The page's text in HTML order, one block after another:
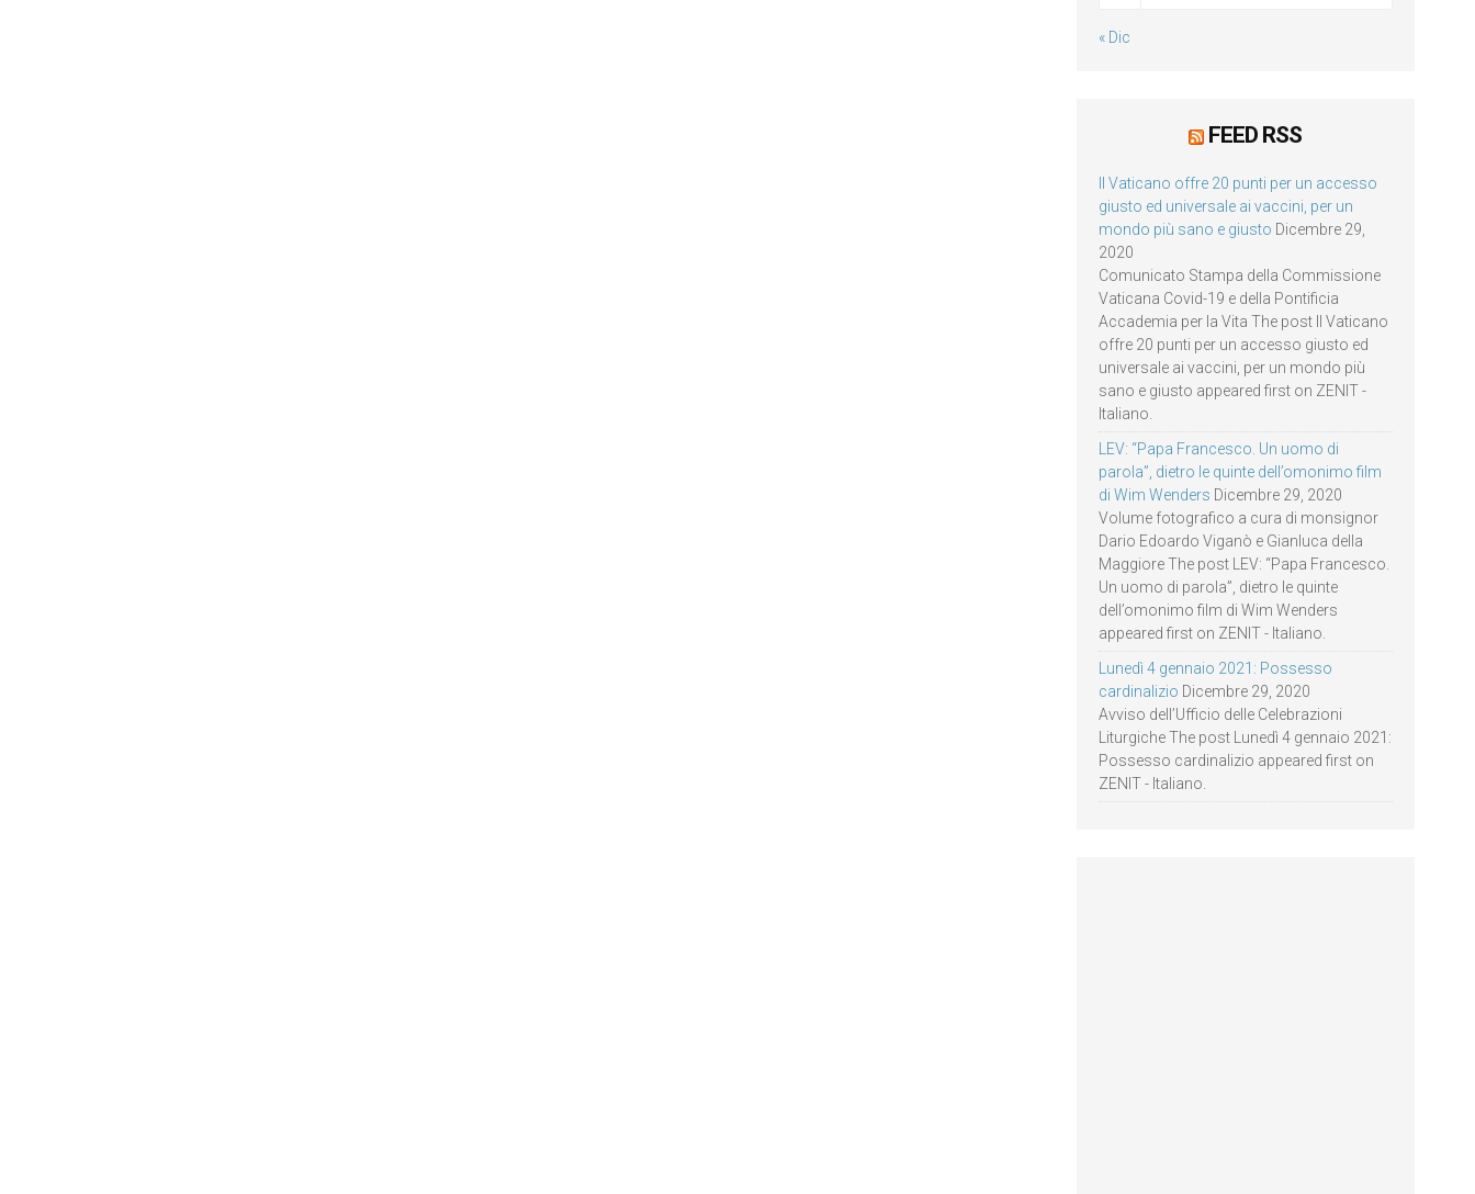
« Dic
FEED RSS
Il Vaticano offre 20 punti per un accesso
giusto ed universale ai vaccini, per un
mondo più sano e giusto Dicembre 29,
2020
Comunicato Stampa della Commissione
Vaticana Covid-19 e della Pontificia
Accademia per la Vita The post Il Vaticano
offre 20 punti per un accesso giusto ed
universale ai vaccini, per un mondo più
sano e giusto appeared first on ZENIT -
Italiano.
LEV: “Papa Francesco. Un uomo di
parola”, dietro le quinte dell’omonimo film
di Wim Wenders Dicembre 29, 2020
Volume fotografico a cura di monsignor
Dario Edoardo Viganò e Gianluca della
Maggiore The post LEV: “Papa Francesco.
Un uomo di parola”, dietro le quinte
dell’omonimo film di Wim Wenders
appeared first on ZENIT - Italiano.
Lunedì 4 gennaio 2021: Possesso
cardinalizio Dicembre 29, 2020
Avviso dell’Ufficio delle Celebrazioni
Liturgiche The post Lunedì 4 gennaio 2021:
Possesso cardinalizio appeared first on
ZENIT - Italiano.